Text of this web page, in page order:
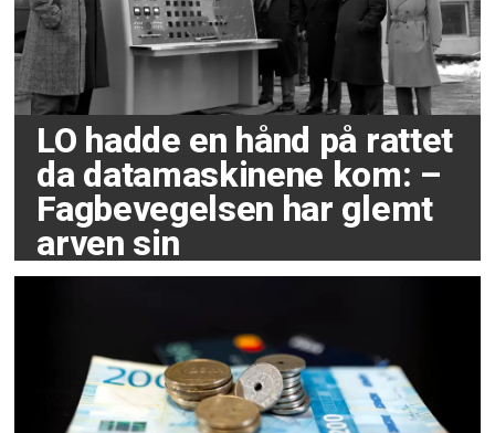
LO hadde en hånd på rattet
da datamaskinene kom: –
Fagbevegelsen har glemt
arven sin